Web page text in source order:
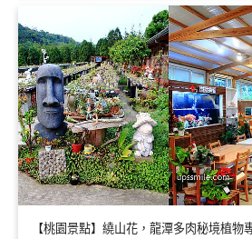
【桃園景點】繞山花，龍潭多肉秘境植物